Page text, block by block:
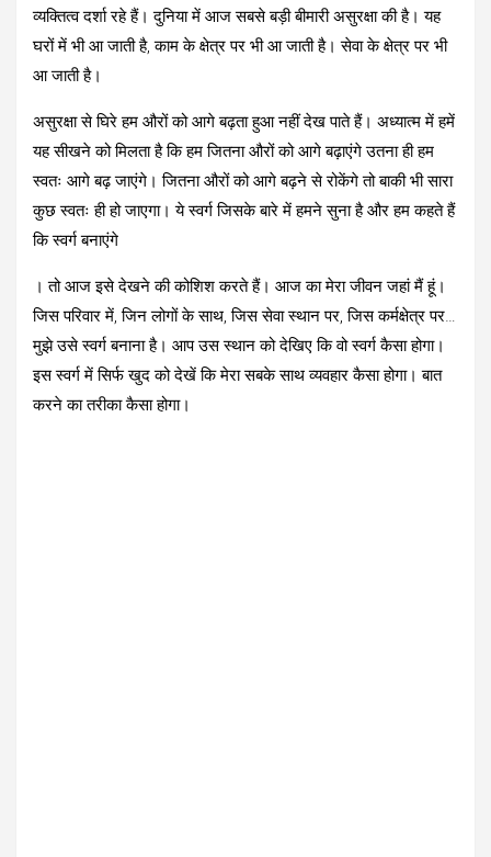
व्यक्तित्व दर्शा रहे हैं। दुनिया में आज सबसे बड़ी बीमारी असुरक्षा की है। यह
घरों में भी आ जाती है, काम के क्षेत्र पर भी आ जाती है। सेवा के क्षेत्र पर भी
आ जाती है।
असुरक्षा से घिरे हम औरों को आगे बढ़ता हुआ नहीं देख पाते हैं। अध्यात्म में हमें
यह सीखने को मिलता है कि हम जितना औरों को आगे बढ़ाएंगे उतना ही हम
स्वतः आगे बढ़ जाएंगे। जितना औरों को आगे बढ़ने से रोकेंगे तो बाकी भी सारा
कुछ स्वतः ही हो जाएगा। ये स्वर्ग जिसके बारे में हमने सुना है और हम कहते हैं
कि स्वर्ग बनाएंगे
। तो आज इसे देखने की कोशिश करते हैं। आज का मेरा जीवन जहां मैं हूं।
जिस परिवार में, जिन लोगों के साथ, जिस सेवा स्थान पर, जिस कर्मक्षेत्र पर…
मुझे उसे स्वर्ग बनाना है। आप उस स्थान को देखिए कि वो स्वर्ग कैसा होगा।
इस स्वर्ग में सिर्फ खुद को देखें कि मेरा सबके साथ व्यवहार कैसा होगा। बात
करने का तरीका कैसा होगा।